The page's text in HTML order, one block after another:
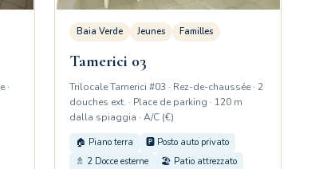
·
Baia Verde Jeunes Familles
Tamerici 03
Trilocale Tamerici #03 · Rez-de-chaussée · 2
douches ext. · Place de parking · 120 m
dalla spiaggia · A/C (€)
🏠 Piano terra
🅿️ Posto auto privato
🚿 2 Docce esterne
🏖️ Patio attrezzato